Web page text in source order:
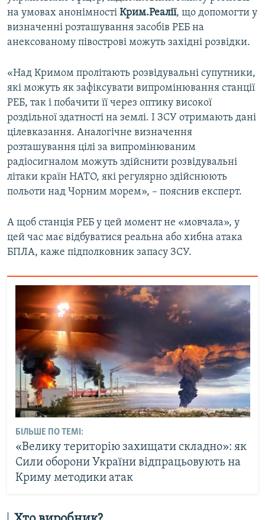
на умовах анонімності Крим.Реалії, що допомогти у
визначенні розташування засобів РЕБ на
анексованому півострові можуть західні розвідки.
«Над Кримом пролітають розвідувальні супутники,
які можуть як зафіксувати випромінювання станції
РЕБ, так і побачити її через оптику високої
роздільної здатності на землі. І ЗСУ отримають дані
цілевказання. Аналогічне визначення
розташування цілі за випромінюваним
радіосигналом можуть здійснити розвідувальні
літаки країн НАТО, які регулярно здійснюють
польоти над Чорним морем», – пояснив експерт.
А щоб станція РЕБ у цей момент не «мовчала», у
цей час має відбуватися реальна або хибна атака
БПЛА, каже підполковник запасу ЗСУ.
БІЛЬШЕ ПО ТЕМІ:
«Велику територію захищати складно»: як
Сили оборони України відпрацьовують на
Криму методики атак